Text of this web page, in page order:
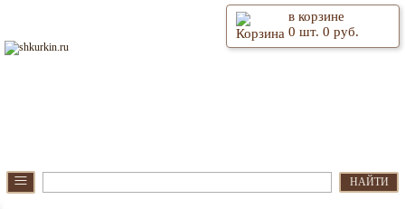
в корзине
0 шт. 0 руб.
≡ НАЙТИ